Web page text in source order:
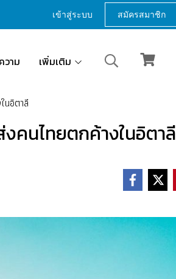
เข้าสู่ระบบ สมัครสมาชิก
วาม เพิ่มเติม
นอิตาลี
คนไทยตกค้างในอิตาลี